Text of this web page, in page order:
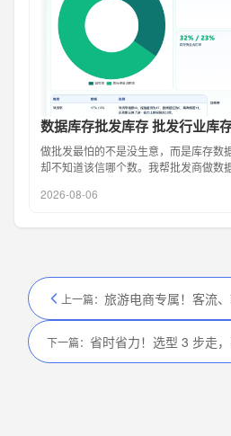
数据库存批发库存 批发行业库
做批发最怕的不是没生意，而是库存数
却不知道该信哪个数。我帮批发商做数
2026-08-06
上一篇： 旅游电商专属！客流、转化、客单价
下一篇： 省时省力！选型 3 步走，高效电